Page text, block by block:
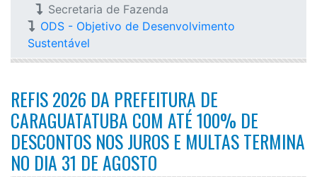
Secretaria de Fazenda
ODS - Objetivo de Desenvolvimento
Sustentável
REFIS 2026 DA PREFEITURA DE
CARAGUATATUBA COM ATÉ 100% DE
DESCONTOS NOS JUROS E MULTAS TERMINA
NO DIA 31 DE AGOSTO